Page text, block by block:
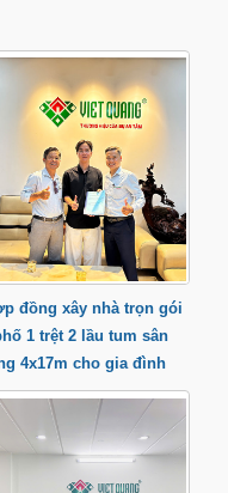
đồng xây nhà trọn gói
1 trệt 2 lầu tum sân
4x17m cho gia đình
tại Quận 9 TP.HCM